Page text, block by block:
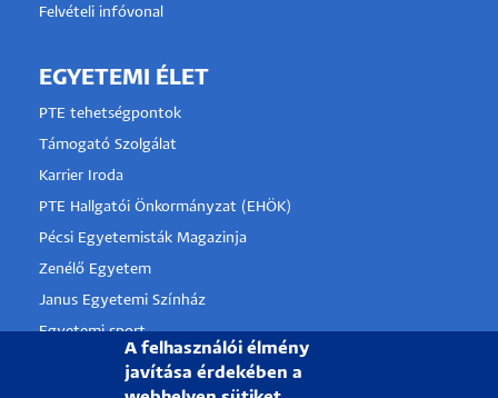
Felvételi infóvonal
EGYETEMI ÉLET
PTE tehetségpontok
Támogató Szolgálat
Karrier Iroda
PTE Hallgatói Önkormányzat (EHÖK)
Pécsi Egyetemisták Magazinja
Zenélő Egyetem
Janus Egyetemi Színház
Egyetemi sport
Táncoló Egyetem
A felhasználói élmény
javítása érdekében a